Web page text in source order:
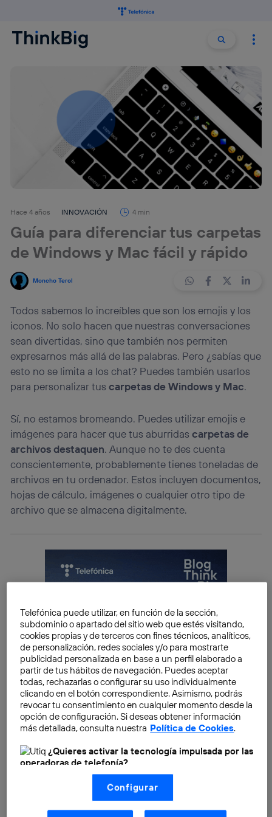
Buscar
Hace 4 años INNOVACIÓN 4 min
Guía para diferenciar tus carpetas
de Windows y Mac fácil y rápido
Moncho Terol
Todos sabemos lo increíbles que son los emojis y los
iconos. No solo hacen que nuestras conversaciones
sean divertidas, sino que también nos permiten
expresarnos más allá de las palabras. Pero ¿sabías que
esto no se limita a los chat? Puedes también usarlos
para personalizar tuscarpetas de Windows y Mac.
Sí, no estamos bromeando. Puedes utilizar emojis e
imágenes para hacer que tus aburridascarpetas de
archivos destaquen. Aunque no te des cuenta
conscientemente, probablemente tienes toneladas de
archivos en tu ordenador. Estos incluyen documentos,
hojas de cálculo, imágenes o cualquier otro tipo de
archivo que se almacena digitalmente.
Así que aquí tienes unaguía rápida
personalizar (con colores,emojis
de Windows y Mac.
Telefónica puede utilizar, en función de la sección,
subdominio o apartado del sitio web que estés visitando,
cookies propias y de terceros con fines técnicos, analíticos,
de personalización, redes sociales y/o para mostrarte
publicidad personalizada en base a un perfil elaborado a
partir de tus hábitos de navegación. Puedes aceptar
todas, rechazarlas o configurar su uso individualmente
clicando en el botón correspondiente. Asimismo, podrás
revocar tu consentimiento en cualquier momento desde la
opción de configuración. Si deseas obtener información
más detallada, consulta nuestra Política de Cookies.
¿Quieres activar la tecnología impulsada por las
operadoras de telefonía?
Nosotros, Telefónica S.A., utilizamos la tecnología Utiq para
realizar nuestras acciones de marketing digital o análisis
(como se describe en este aviso de consentimiento)
basadas en tu navegación en nuestra(s) web(s)
Configurar